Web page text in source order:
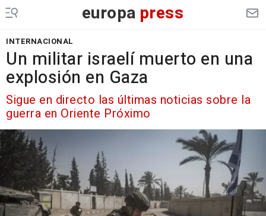
europa press
INTERNACIONAL
Un militar israelí muerto en una
explosión en Gaza
Sigue en directo las últimas noticias sobre la
guerra en Oriente Próximo